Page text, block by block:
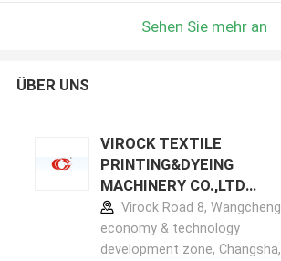
Sehen Sie mehr an
ÜBER UNS
VIROCK TEXTILE
PRINTING&DYEING
MACHINERY CO.,LTD
Herstellerprofil
Virock Road 8, Wangcheng
economy & technology
development zone, Changsha,